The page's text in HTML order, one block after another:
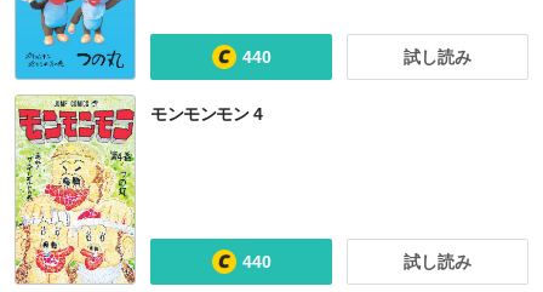
440 試し読み
モンモンモン 4
440 試し読み